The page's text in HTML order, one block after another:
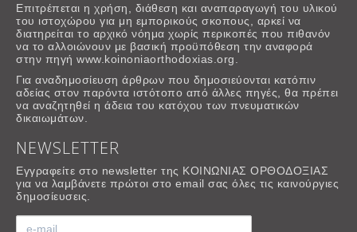
Επιτρέπεται η χρήση, διάθεση και αναπαραγωγή του υλικού
του ιστοχώρου για μη εμπορικούς σκοπους, αρκεί να
διατηρείται το αρχικό νόημα χωρίς περικοπές που πιθανόν
να το αλλοιώνουν με βασική προϋπόθεση την αναφορά
στην πηγή www.koinoniaorthodoxias.org.
Για αναδημοσίευση άρθρων που δημοσιεύονται κατόπιν
αδείας στον παρόντα ιστότοπο από άλλες πηγές, θα πρέπει
να αναζητηθεί η άδεια του κατόχου των πνευματικών
δικαιωμάτων.
NEWSLETTER
Εγγραφείτε στο newsletter της ΚΟΙΝΩΝΙΑΣ ΟΡΘΟΔΟΞΙΑΣ
για να λαμβάνετε πρώτοι στο email σας όλες τις καινούργιες
δημοσίευσεις.